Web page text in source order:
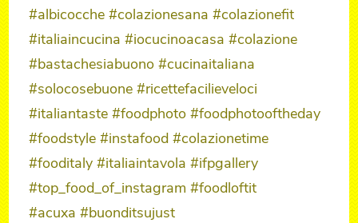
#albicocche #colazionesana #colazionefit
#italiaincucina #iocucinoacasa #colazione
#bastachesiabuono #cucinaitaliana
#solocosebuone #ricettefacilieveloci
#italiantaste #foodphoto #foodphotooftheday
#foodstyle #instafood #colazionetime
#fooditaly #italiaintavola #ifpgallery
#top_food_of_instagram #foodloftit
#acuxa #buonditsujust